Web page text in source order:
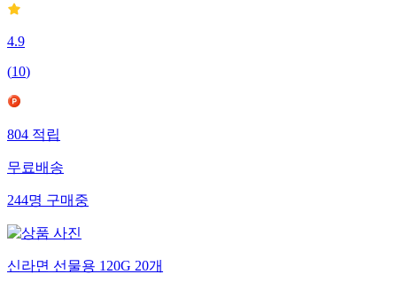
4.9
(10)
804 적립
무료배송
244명 구매중
신라면 선물용 120G 20개